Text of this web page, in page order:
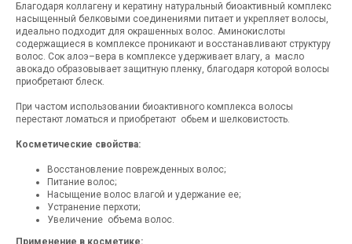
Благодаря коллагену и кератину натуральный биоактивный комплекс
насыщенный белковыми соединениями питает и укрепляет волосы,
идеально подходит для окрашенных волос. Аминокислоты
содержащиеся в комплексе проникают и восстанавливают структуру
волос. Сок алоэ–вера в комплексе удерживает влагу, а масло
авокадо образовывает защитную пленку, благодаря которой волосы
приобретают блеск.
При частом использовании биоактивного комплекса волосы
перестают ломаться и приобретают обьем и шелковистость.
Косметические свойства:
Восстановление поврежденных волос;
Питание волос;
Насыщение волос влагой и удержание ее;
Устранение перхоти;
Увеличение объема волос.
Применение в косметике: